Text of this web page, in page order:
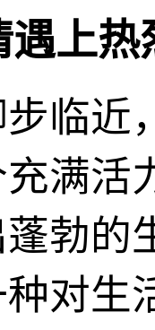
上热
临近
满活
勃的
对生